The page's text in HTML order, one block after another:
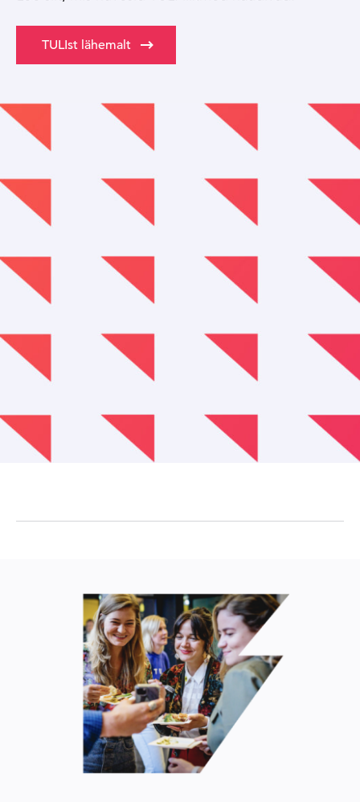
TULIst lähemalt